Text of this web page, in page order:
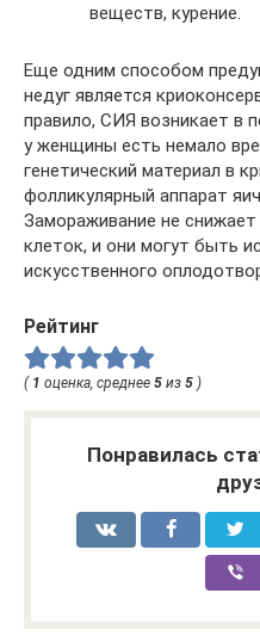
веществ, курение.
Еще одним способом
недуг является
правило, СИЯ возникает в
у женщины есть немало
генетический материал в
фолликулярный аппарат
Замораживание не
клеток, и они могут быть
искусственного
Рейтинг
( 1 оценка, среднее 5 из 5 )
Понравилась